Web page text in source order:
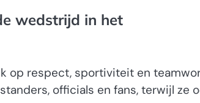
wedstrijd in het
op respect, sportiviteit en
officials en fans, terwijl ze